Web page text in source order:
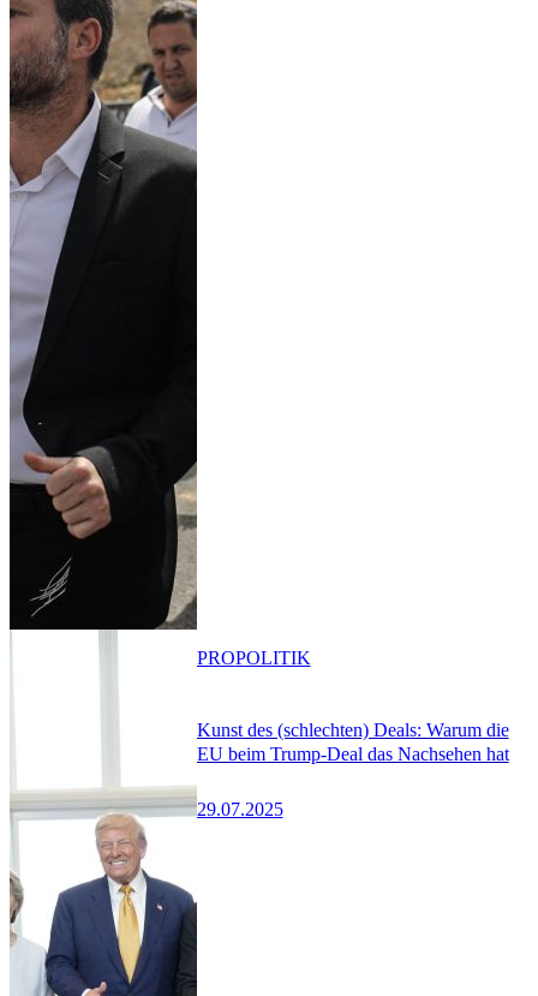
Kunst des (schlechten) Deals: Warum die
EU beim Trump-Deal das Nachsehen hat
29.07.2025
PROPOLITIK